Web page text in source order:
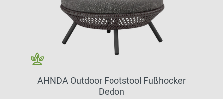
AHNDA Outdoor Footstool Fußhocker
Dedon